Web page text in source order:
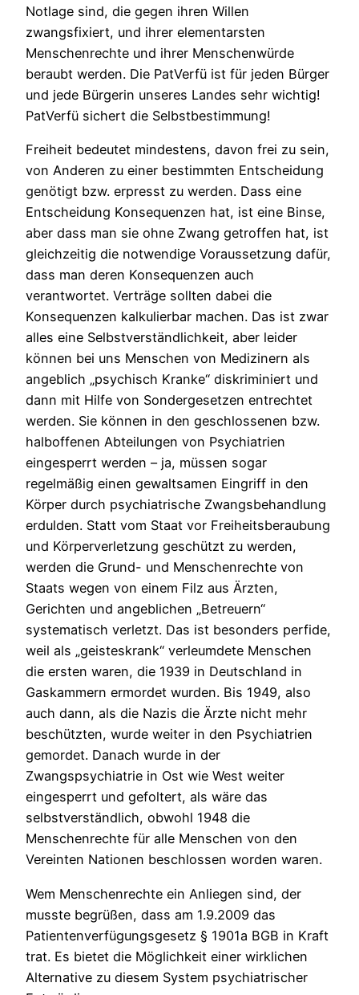
Notlage sind, die gegen ihren Willen
zwangsfixiert, und ihrer elementarsten
Menschenrechte und ihrer Menschenwürde
beraubt werden. Die PatVerfü ist für jeden Bürger
und jede Bürgerin unseres Landes sehr wichtig!
PatVerfü sichert die Selbstbestimmung!
Freiheit bedeutet mindestens, davon frei zu sein,
von Anderen zu einer bestimmten Entscheidung
genötigt bzw. erpresst zu werden. Dass eine
Entscheidung Konsequenzen hat, ist eine Binse,
aber dass man sie ohne Zwang getroffen hat, ist
gleichzeitig die notwendige Voraussetzung dafür,
dass man deren Konsequenzen auch
verantwortet. Verträge sollten dabei die
Konsequenzen kalkulierbar machen. Das ist zwar
alles eine Selbstverständlichkeit, aber leider
können bei uns Menschen von Medizinern als
angeblich „psychisch Kranke“ diskriminiert und
dann mit Hilfe von Sondergesetzen entrechtet
werden. Sie können in den geschlossenen bzw.
halboffenen Abteilungen von Psychiatrien
eingesperrt werden – ja, müssen sogar
regelmäßig einen gewaltsamen Eingriff in den
Körper durch psychiatrische Zwangsbehandlung
erdulden. Statt vom Staat vor Freiheitsberaubung
und Körperverletzung geschützt zu werden,
werden die Grund- und Menschenrechte von
Staats wegen von einem Filz aus Ärzten,
Gerichten und angeblichen „Betreuern“
systematisch verletzt. Das ist besonders perfide,
weil als „geisteskrank“ verleumdete Menschen
die ersten waren, die 1939 in Deutschland in
Gaskammern ermordet wurden. Bis 1949, also
auch dann, als die Nazis die Ärzte nicht mehr
beschützten, wurde weiter in den Psychiatrien
gemordet. Danach wurde in der
Zwangspsychiatrie in Ost wie West weiter
eingesperrt und gefoltert, als wäre das
selbstverständlich, obwohl 1948 die
Menschenrechte für alle Menschen von den
Vereinten Nationen beschlossen worden waren.
Wem Menschenrechte ein Anliegen sind, der
musste begrüßen, dass am 1.9.2009 das
Patientenverfügungsgesetz § 1901a BGB in Kraft
trat. Es bietet die Möglichkeit einer wirklichen
Alternative zu diesem System psychiatrischer